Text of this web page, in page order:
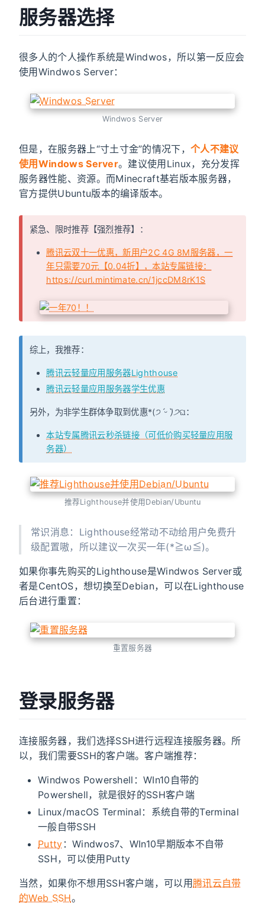
服务器选择
很多人的个人操作系统是Windwos，所以第一反应会
使用Windwos Server：
Windwos Server
但是，在服务器上“寸土寸金”的情况下，个人不建议
使用Windows Server。建议使用Linux，充分发挥
服务器性能、资源。而Minecraft基岩版本服务器，
官方提供Ubuntu版本的编译版本。
紧急、限时推荐【强烈推荐】：
腾讯云双十一优惠，新用户2C 4G 8M服务器，一
年只需要70元【0.04折】，本站专属链接：
https://curl.mintimate.cn/1jccDM8rK1S
综上，我推荐：
腾讯云轻量应用服务器Lighthouse
腾讯云轻量应用服务器学生优惠
另外，为非学生群体争取到优惠*(੭ ˊᵕˋ)੭ଘ：
本站专属腾讯云秒杀链接（可低价购买轻量应用服
务器）
推荐Lighthouse并使用Debian/Ubuntu
常识消息：Lighthouse经常动不动给用户免费升
级配置嗷，所以建议一次买一年(*≧ω≦)。
如果你事先购买的Lighthouse是Windwos Server或
者是CentOS，想切换至Debian，可以在Lighthouse
后台进行重置：
重置服务器
登录服务器
连接服务器，我们选择SSH进行远程连接服务器。所
以，我们需要SSH的客户端。客户端推荐：
Windwos Powershell：WIn10自带的
Powershell，就是很好的SSH客户端
Linux/macOS Terminal：系统自带的Terminal
一般自带SSH
Putty ：Windwos7、WIn10早期版本不自带
SSH，可以使用Putty
当然，如果你不想用SSH客户端，可以用腾讯云自带
的Web SSH。